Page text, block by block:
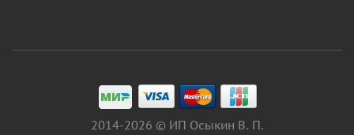
2014-2026 © ИП Осыкин В. П.